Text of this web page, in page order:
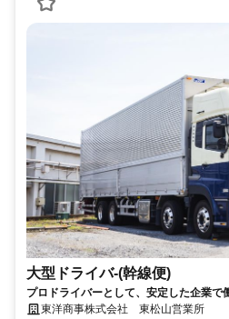
大型ドライバ-(幹線便)
プロドライバーとして、安定した企業で
東洋商事株式会社 東松山営業所